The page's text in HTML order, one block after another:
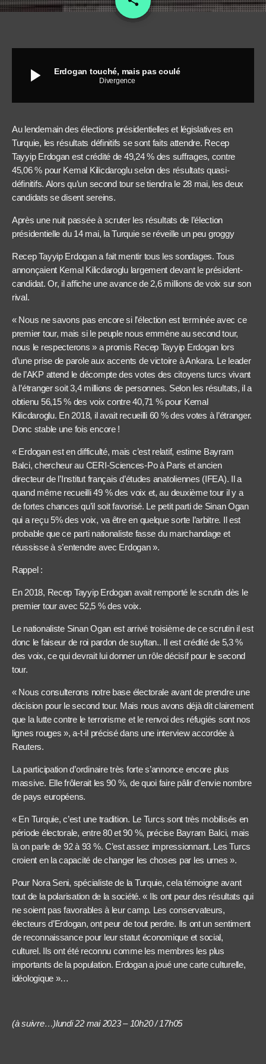
play_arrow Erdogan touché, mais pas coulé
Divergence
Au lendemain des élections présidentielles et législatives en
Turquie, les résultats définitifs se sont faits attendre. Recep
Tayyip Erdogan est crédité de 49,24 % des suffrages, contre
45,06 % pour Kemal Kilicdaroglu selon des résultats quasi-
définitifs. Alors qu’un second tour se tiendra le 28 mai, les deux
candidats se disent sereins.
Après une nuit passée à scruter les résultats de l’élection
présidentielle du 14 mai, la Turquie se réveille un peu groggy
Recep Tayyip Erdogan a fait mentir tous les sondages. Tous
annonçaient Kemal Kilicdaroglu largement devant le président-
candidat. Or, il affiche une avance de 2,6 millions de voix sur son
rival.
« Nous ne savons pas encore si l’élection est terminée avec ce
premier tour, mais si le peuple nous emmène au second tour,
nous le respecterons » a promis Recep Tayyip Erdogan lors
d’une prise de parole aux accents de victoire à Ankara. Le leader
de l’AKP attend le décompte des votes des citoyens turcs vivant
à l’étranger soit 3,4 millions de personnes. Selon les résultats, il a
obtienu 56,15 % des voix contre 40,71 % pour Kemal
Kilicdaroglu. En 2018, il avait recueilli 60 % des votes à l’étranger.
Donc stable une fois encore !
« Erdogan est en difficulté, mais c’est relatif, estime Bayram
Balci, chercheur au CERI-Sciences-Po à Paris et ancien
directeur de l’Institut français d’études anatoliennes (IFEA). Il a
quand même recueilli 49 % des voix et, au deuxième tour il y a
de fortes chances qu’il soit favorisé. Le petit parti de Sinan Ogan
qui a reçu 5% des voix, va être en quelque sorte l’arbitre. Il est
probable que ce parti nationaliste fasse du marchandage et
réussisse à s’entendre avec Erdogan ».
Rappel :
En 2018, Recep Tayyip Erdogan avait remporté le scrutin dès le
premier tour avec 52,5 % des voix.
Le nationaliste Sinan Ogan est arrivé troisième de ce scrutin il est
donc le faiseur de roi pardon de suyltan.. Il est crédité de 5,3 %
des voix, ce qui devrait lui donner un rôle décisif pour le second
tour.
« Nous consulterons notre base électorale avant de prendre une
décision pour le second tour. Mais nous avons déjà dit clairement
que la lutte contre le terrorisme et le renvoi des réfugiés sont nos
lignes rouges », a-t-il précisé dans une interview accordée à
Reuters.
La participation d’ordinaire très forte s’annonce encore plus
massive. Elle frôlerait les 90 %, de quoi faire pâlir d’envie nombre
de pays européens.
« En Turquie, c’est une tradition. Le Turcs sont très mobilisés en
période électorale, entre 80 et 90 %, précise Bayram Balci, mais
là on parle de 92 à 93 %. C’est assez impressionnant. Les Turcs
croient en la capacité de changer les choses par les urnes ».
Pour Nora Seni, spécialiste de la Turquie, cela témoigne avant
tout de la polarisation de la société. « Ils ont peur des résultats qui
ne soient pas favorables à leur camp. Les conservateurs,
électeurs d’Erdogan, ont peur de tout perdre. Ils ont un sentiment
de reconnaissance pour leur statut économique et social,
culturel. Ils ont été reconnu comme les membres les plus
importants de la population. Erdogan a joué une carte culturelle,
idéologique »…
(à suivre…)lundi 22 mai 2023 – 10h20 / 17h05